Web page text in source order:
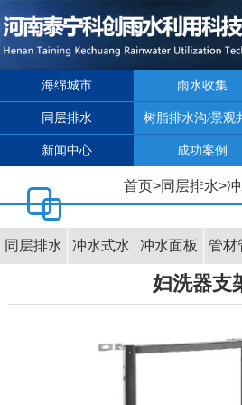
海绵城市 雨水收集
同层排水 树脂排水沟/景观
新闻中心 成功案例
首页>同层排水>
同层排水 冲水式水 冲水面板 管材
妇洗器支